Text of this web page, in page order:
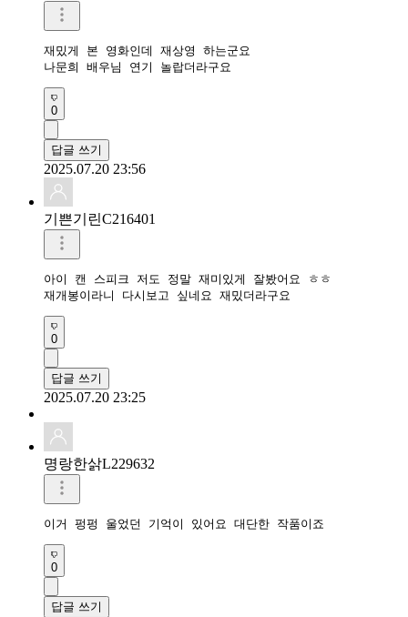
재밌게 본 영화인데 재상영 하는군요
나문희 배우님 연기 놀랍더라구요
0
답글 쓰기
2025.07.20 23:56
기쁜기린C216401
아이 캔 스피크 저도 정말 재미있게 잘봤어요 ㅎㅎ
재개봉이라니 다시보고 싶네요 재밌더라구요
0
답글 쓰기
2025.07.20 23:25
명랑한삵L229632
이거 펑펑 울었던 기억이 있어요 대단한 작품이죠
0
답글 쓰기